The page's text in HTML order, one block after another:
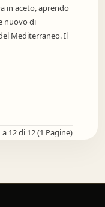
in aceto, aprendo
nuovo di
Mediterraneo. Il
12 di 12 (1 Pagine)